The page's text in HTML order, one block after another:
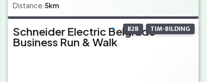
Distance:5km
B2B TIM-BILDING
Schneider Electric Belgrade
Business Run & Walk